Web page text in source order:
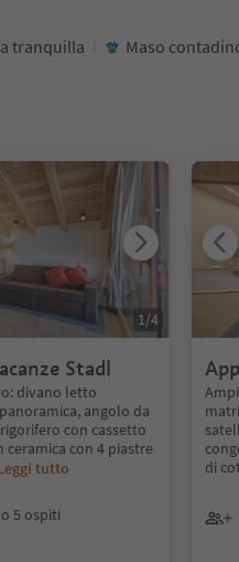
tranquilla Maso
Stadl
divano letto
angolo da
con cassetto
con 4 piastre
tutto
5 ospiti
1/4
di